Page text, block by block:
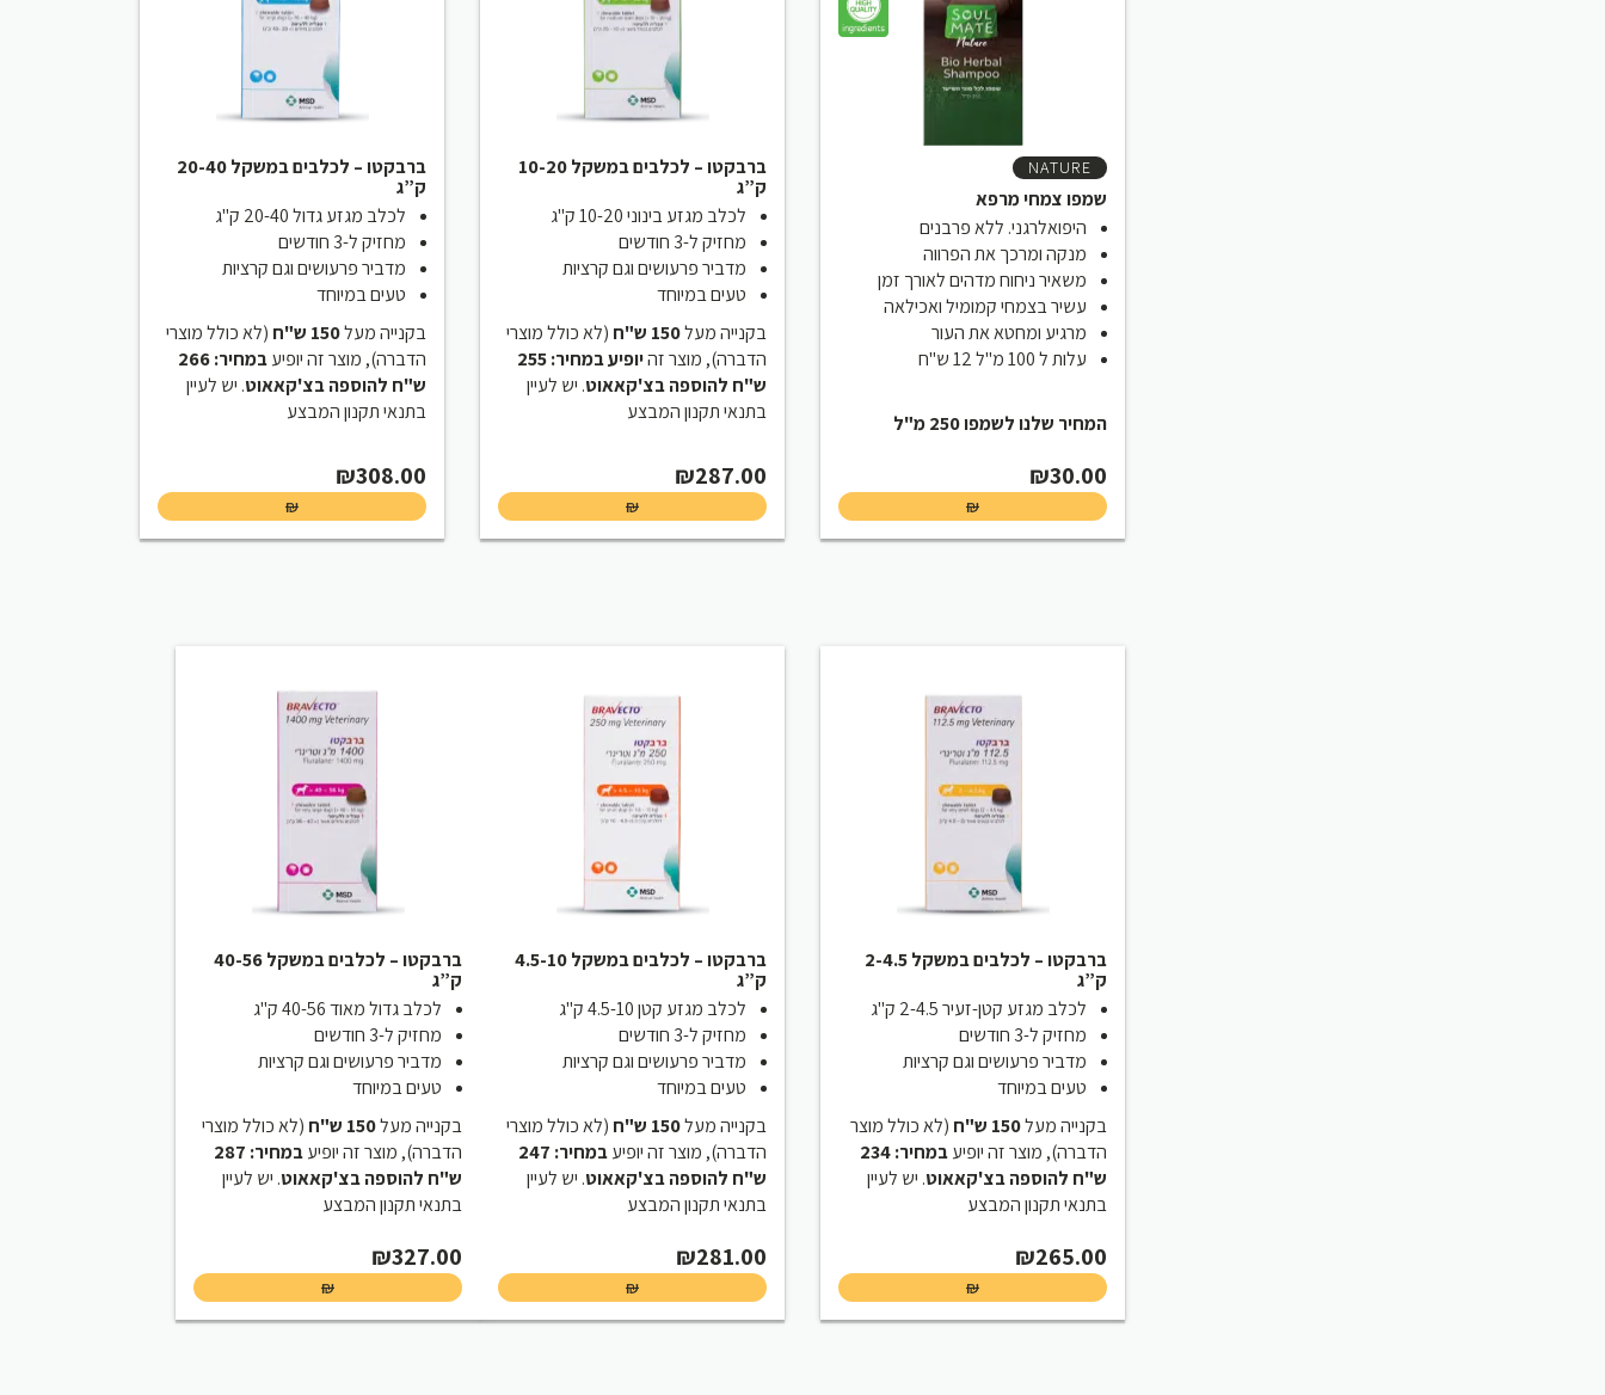
NATURE
שמפו צמחי מרפא
היפואלרגני. ללא פרבנים
מנקה ומרכך את הפרווה
משאיר ניחוח מדהים לאורך זמן
עשיר בצמחי קמומיל ואכילאה
מרגיע ומחטא את העור
עלות ל 100 מ"ל 12 ש"ח
המחיר שלנו לשמפו 250 מ"ל
₪30.00
₪
ברבקטו – לכלבים במשקל 10-20
ק”ג
לכלב מגזע בינוני 10-20 ק"ג
מחזיק ל-3 חודשים
מדביר פרעושים וגם קרציות
טעים במיוחד
בקנייה מעל
(לא כולל מוצרי
הדברה), מוצר זהיופיע
במחיר: 255
ש"ח להוספה בצ'קאאוט. יש לעיין
בתנאי תקנון המבצע
₪287.00
₪
ברבקטו – לכלבים במשקל 20-40
ק”ג
לכלב מגזע גדול 20-40 ק"ג
מחזיק ל-3 חודשים
מדביר פרעושים וגם קרציות
טעים במיוחד
בקנייה מעל
(לא כולל מוצרי
הדברה), מוצר זה יופיע
במחיר: 266
ש"ח להוספה בצ'קאאוט. יש לעיין
בתנאי תקנון המבצע
₪308.00
₪
ברבקטו – לכלבים במשקל 2-4.5
ק”ג
לכלב מגזע קטן-זעיר 2-4.5 ק"ג
מחזיק ל-3 חודשים
מדביר פרעושים וגם קרציות
טעים במיוחד
בקנייה מעל
(לא כולל מוצר
הדברה), מוצר זה יופיע
במחיר: 234
ש"ח להוספה בצ'קאאוט. יש לעיין
בתנאי תקנון המבצע
₪265.00
₪
ברבקטו – לכלבים במשקל 4.5-10
ק”ג
לכלב מגזע קטן 4.5-10 ק"ג
מחזיק ל-3 חודשים
מדביר פרעושים וגם קרציות
טעים במיוחד
בקנייה מעל
(לא כולל מוצרי
הדברה), מוצר זה יופיע
במחיר: 247
ש"ח להוספה בצ'קאאוט. יש לעיין
בתנאי תקנון המבצע
₪281.00
₪
ברבקטו – לכלבים במשקל 40-56
ק”ג
לכלב גדול מאוד 40-56 ק"ג
מחזיק ל-3 חודשים
מדביר פרעושים וגם קרציות
טעים במיוחד
בקנייה מעל
(לא כולל מוצרי
הדברה), מוצר זה יופיע
במחיר: 287
ש"ח להוספה בצ'קאאוט. יש לעיין
בתנאי תקנון המבצע
₪327.00
₪